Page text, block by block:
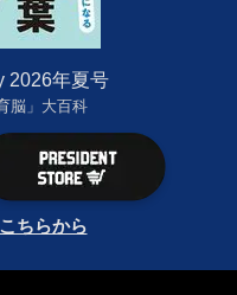
2026年夏号
脳」大百科
ちらから